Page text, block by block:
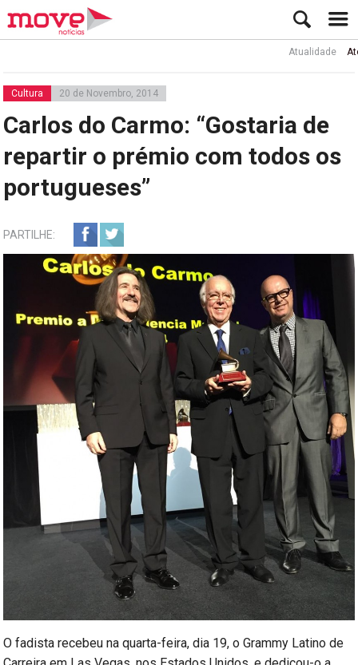
Atualidade Ator Rui
Cultura 20 de Novembro, 2014
Carlos do Carmo: “Gostaria de
repartir o prémio com todos os
portugueses”
PARTILHE:
O fadista recebeu na quarta-feira, dia 19, o Grammy Latino de